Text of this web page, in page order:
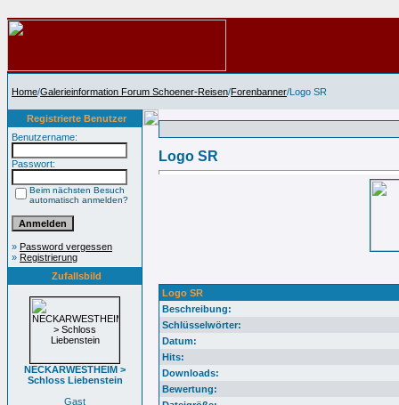
Home/Galerieinformation Forum Schoener-Reisen/Forenbanner/Logo SR
Registrierte Benutzer
Benutzername:
Passwort:
Beim nächsten Besuch
automatisch anmelden?
» Password vergessen
» Registrierung
Zufallsbild
NECKARWESTHEIM >
Schloss Liebenstein
Gast
Logo SR
Logo SR
Beschreibung:
Schlüsselwörter:
Datum:
Hits:
Downloads:
Bewertung: